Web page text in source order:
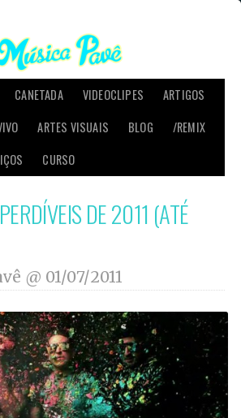
CANETADA VIDEOCLIPES
ARTIGOS
ARTES VISUAIS BLOG
/REMIX
CURSO
DE 2011 (ATÉ
@ 01/07/2011